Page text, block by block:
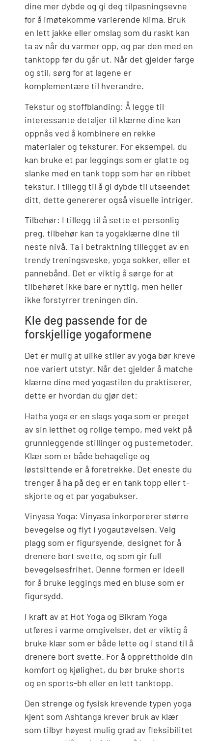
dine mer dybde og gi deg tilpasningsevne
for å imøtekomme varierende klima. Bruk
en lett jakke eller omslag som du raskt kan
ta av når du varmer opp, og par den med en
tanktopp før du går ut. Når det gjelder farge
og stil, sørg for at lagene er
komplementære til hverandre.
Tekstur og stoffblanding: Å legge til
interessante detaljer til klærne dine kan
oppnås ved å kombinere en rekke
materialer og teksturer. For eksempel, du
kan bruke et par leggings som er glatte og
slanke med en tank topp som har en ribbet
tekstur. I tillegg til å gi dybde til utseendet
ditt, dette genererer også visuelle intriger.
Tilbehør: I tillegg til å sette et personlig
preg, tilbehør kan ta yogaklærne dine til
neste nivå. Ta i betraktning tillegget av en
trendy treningsveske, yoga sokker, eller et
pannebånd. Det er viktig å sørge for at
tilbehøret ikke bare er nyttig, men heller
ikke forstyrrer treningen din.
Kle deg passende for de
forskjellige yogaformene
Det er mulig at ulike stiler av yoga bør kreve
noe variert utstyr. Når det gjelder å matche
klærne dine med yogastilen du praktiserer,
dette er hvordan du gjør det:
Hatha yoga er en slags yoga som er preget
av sin letthet og rolige tempo, med vekt på
grunnleggende stillinger og pustemetoder.
Klær som er både behagelige og
løstsittende er å foretrekke. Det eneste du
trenger å ha på deg er en tank topp eller t-
skjorte og et par yogabukser.
Vinyasa Yoga: Vinyasa inkorporerer større
bevegelse og flyt i yogautøvelsen. Velg
plagg som er figursyende, designet for å
drenere bort svette, og som gir full
bevegelsesfrihet. Denne formen er ideell
for å bruke leggings med en bluse som er
figursydd.
I kraft av at Hot Yoga og Bikram Yoga
utføres i varme omgivelser, det er viktig å
bruke klær som er både lette og i stand til å
drenere bort svette. For å opprettholde din
komfort og kjølighet, du bør bruke shorts
og en sports-bh eller en lett tanktopp.
Den strenge og fysisk krevende typen yoga
kjent som Ashtanga krever bruk av klær
som tilbyr høyest mulig grad av fleksibilitet